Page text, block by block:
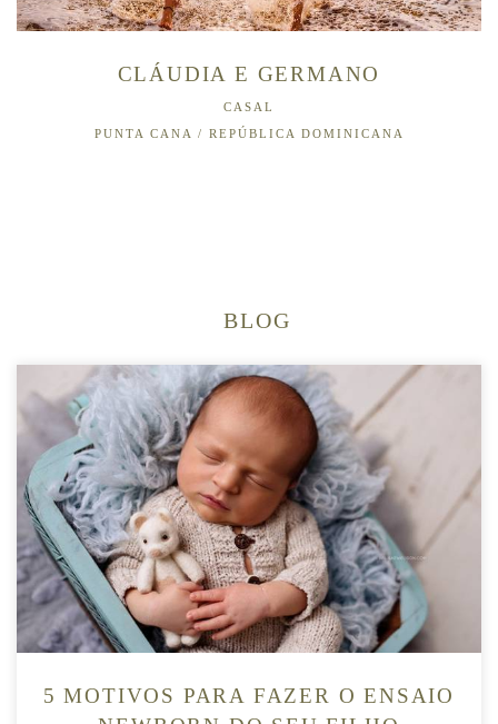
CLÁUDIA E GERMANO
CASAL
PUNTA CANA / REPÚBLICA DOMINICANA
BLOG
5 MOTIVOS PARA FAZER O ENSAIO